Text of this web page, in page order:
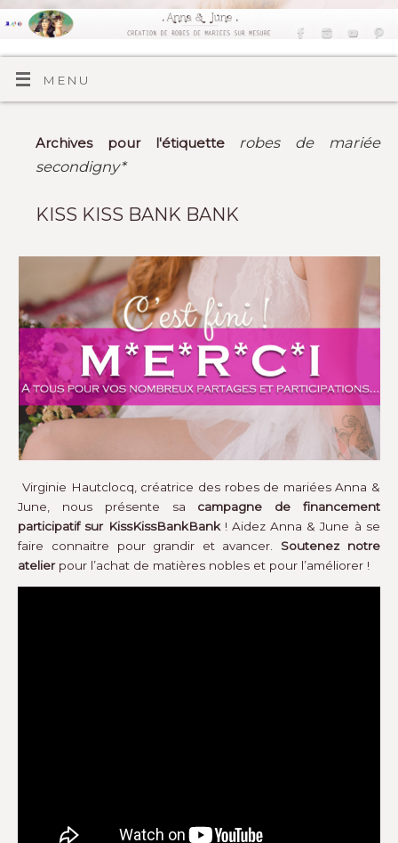
MENU
Archives pour l'étiquette robes de mariée
secondigny*
KISS KISS BANK BANK
Virginie Hautclocq, créatrice des robes de mariées Anna &
June, nous présente sa campagne de financement
participatif sur KissKissBankBank! Aidez Anna & June à se
faire connaitre pour grandir et avancer. Soutenez notre
atelierpour l’achat de matières nobles et pour l’améliorer !